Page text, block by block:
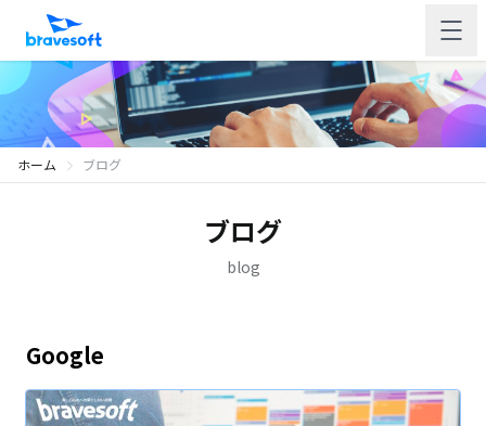
ホーム ブログ
ブログ
blog
Google